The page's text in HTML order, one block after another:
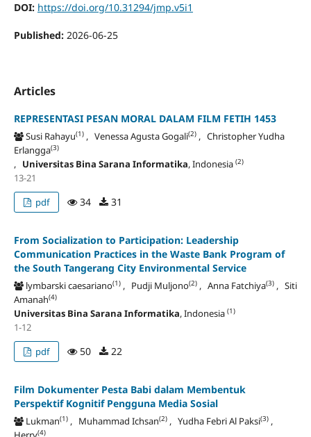
DOI: https://doi.org/10.31294/jmp.v5i1
Published: 2026-06-25
Articles
REPRESENTASI PESAN MORAL DALAM FILM FETIH 1453
Susi Rahayu(1), Venessa Agusta Gogali(2), Christopher Yudha
Erlangga(3)
, Universitas Bina Sarana Informatika, Indonesia (2)
13-21
pdf
34 31
From Socialization to Participation: Leadership
Communication Practices in the Waste Bank Program of
the South Tangerang City Environmental Service
lymbarski caesariano(1), Pudji Muljono(2), Anna Fatchiya(3), Siti
Amanah(4)
Universitas Bina Sarana Informatika, Indonesia (1)
1-12
pdf
50 22
Film Dokumenter Pesta Babi dalam Membentuk
Perspektif Kognitif Pengguna Media Sosial
Lukman(1), Muhammad Ichsan(2), Yudha Febri Al Paksi(3),
(4)